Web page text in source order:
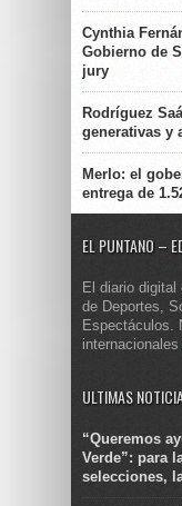
Cynthia
Gobierno de
jury
Rodríguez
generativas y
Merlo: el
entrega de
EL PUNTANO –
El diario
de Deportes,
Espectáculos.
internacionales
ULTIMAS
“Queremos
Verde”: para
selecciones,